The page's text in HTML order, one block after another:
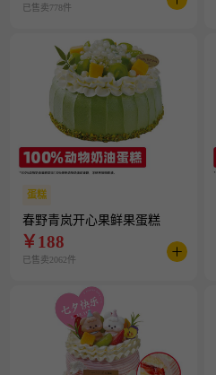
已售卖778件
蛋糕
春野青岚开心果鲜果蛋糕
￥188
已售卖2062件